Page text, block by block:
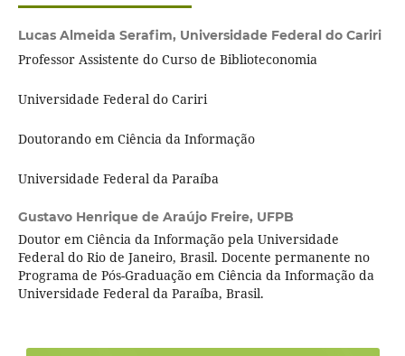
Lucas Almeida Serafim, Universidade Federal do Cariri
Professor Assistente do Curso de Biblioteconomia
Universidade Federal do Cariri
Doutorando em Ciência da Informação
Universidade Federal da Paraíba
Gustavo Henrique de Araújo Freire, UFPB
Doutor em Ciência da Informação pela Universidade
Federal do Rio de Janeiro, Brasil. Docente permanente no
Programa de Pós-Graduação em Ciência da Informação da
Universidade Federal da Paraíba, Brasil.